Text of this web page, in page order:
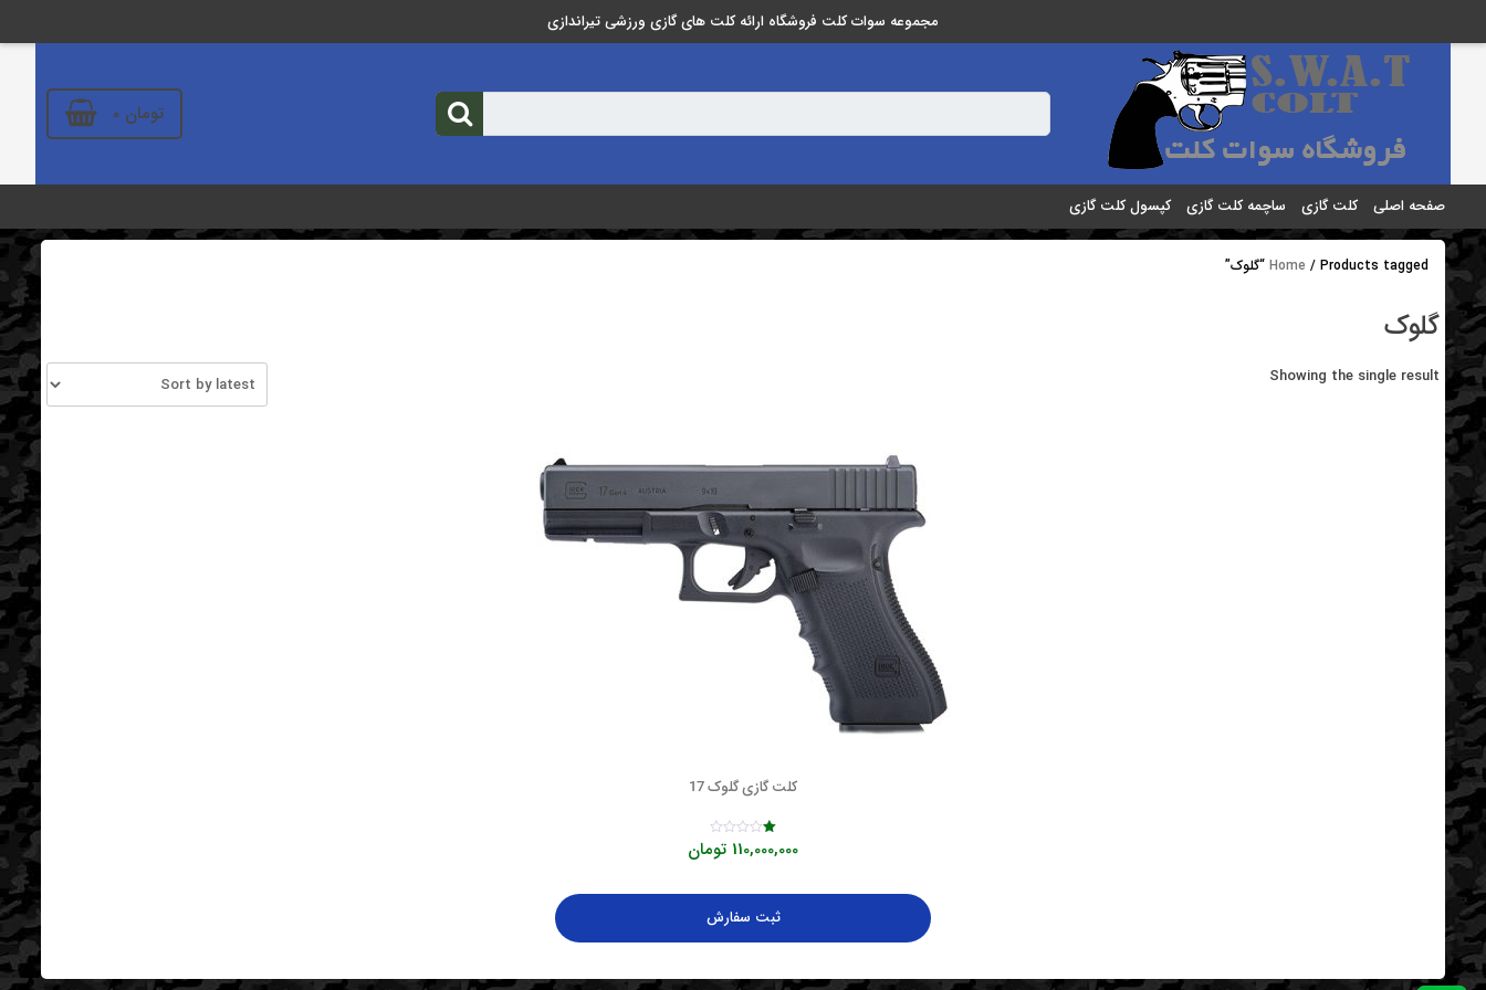
محتوا
مجموعه سوات کلت فروشگاه ارائه کلت های گازی ورزشی تیراندازی
0 تومان
صفحه اصلی کلت گازی ساچمه کلت گازی کپسول کلت گازی
Home / Products tagged “گلوک”
گلوک
Showing the single result
کلت گازی گلوک 17
1.00
5
110,000,000 تومان
ثبت سفارش